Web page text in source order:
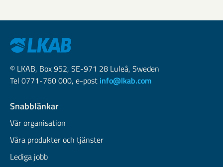
© LKAB, Box 952, SE-971 28 Luleå, Sweden
Tel 0771-760 000, e-post info@lkab.com
Snabblänkar
Vår organisation
Våra produkter och tjänster
Lediga jobb